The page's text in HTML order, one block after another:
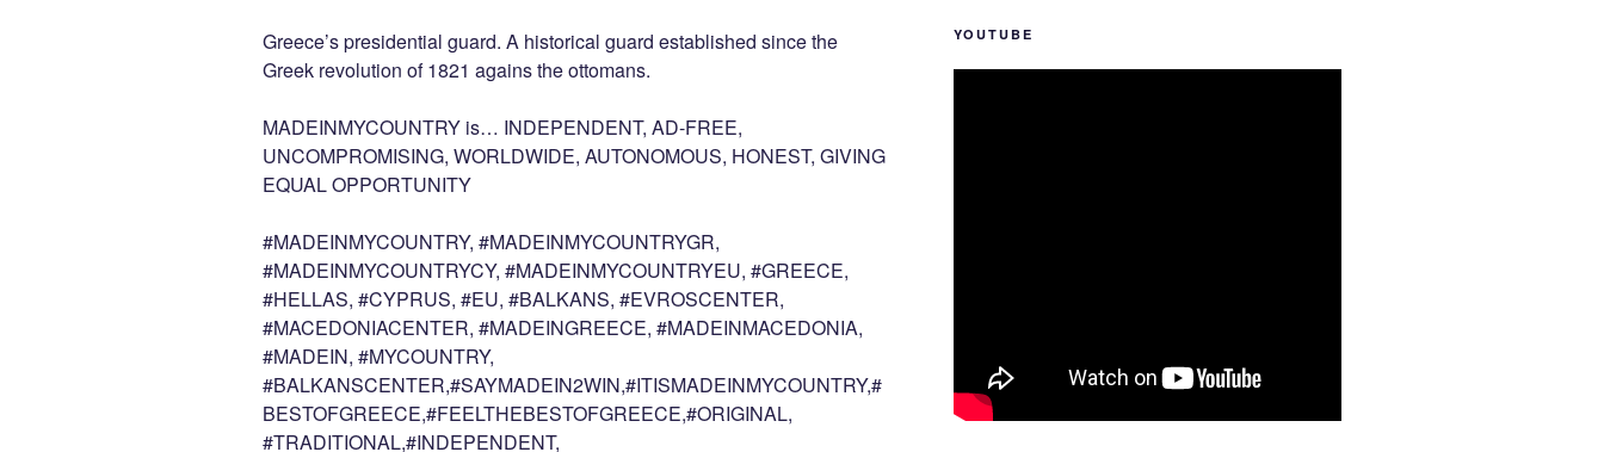
Greece’s presidential guard. A historical guard established since the
Greek revolution of 1821 agains the ottomans.
MADEINMYCOUNTRY is… INDEPENDENT, AD-FREE,
UNCOMPROMISING, WORLDWIDE, AUTONOMOUS, HONEST, GIVING
EQUAL OPPORTUNITY
#MADEINMYCOUNTRY, #MADEINMYCOUNTRYGR,
#MADEINMYCOUNTRYCY, #MADEINMYCOUNTRYEU, #GREECE,
#HELLAS, #CYPRUS, #EU, #BALKANS, #EVROSCENTER,
#MACEDONIACENTER, #MADEINGREECE, #MADEINMACEDONIA,
#MADEIN, #MYCOUNTRY,
#BALKANSCENTER,#SAYMADEIN2WIN,#ITISMADEINMYCOUNTRY,#
BESTOFGREECE,#FEELTHEBESTOFGREECE,#ORIGINAL,
#TRADITIONAL,#INDEPENDENT,
YOUTUBE